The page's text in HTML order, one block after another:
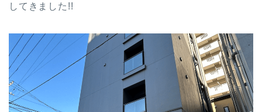
してきました!!